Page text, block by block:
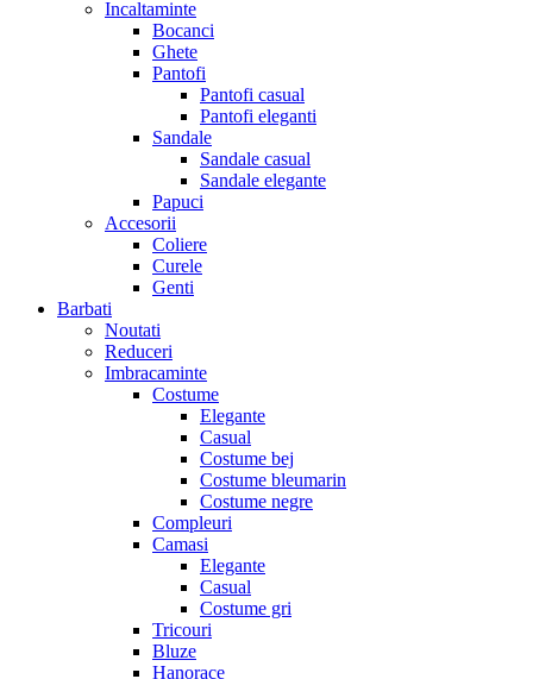
Incaltaminte
Bocanci
Ghete
Pantofi
Pantofi casual
Pantofi eleganti
Sandale
Sandale casual
Sandale elegante
Papuci
Accesorii
Coliere
Curele
Genti
Barbati
Noutati
Reduceri
Imbracaminte
Costume
Elegante
Casual
Costume bej
Costume bleumarin
Costume negre
Compleuri
Camasi
Elegante
Casual
Costume gri
Tricouri
Bluze
Hanorace